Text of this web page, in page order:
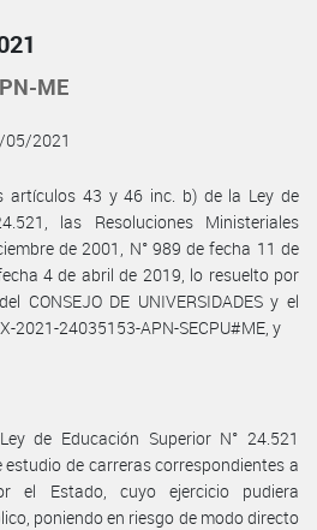
ME
05/2021
artículos 43 y 46 inc. b) de la Ley de
las Resoluciones Ministeriales
de 2001, N° 989 de fecha 11 de
4 de abril de 2019, lo resuelto por
CONSEJO DE UNIVERSIDADES y el
2021-24035153-APN-SECPU#ME, y
de Educación Superior N° 24.521
de carreras correspondientes a
el Estado, cuyo ejercicio pudiera
poniendo en riesgo de modo directo